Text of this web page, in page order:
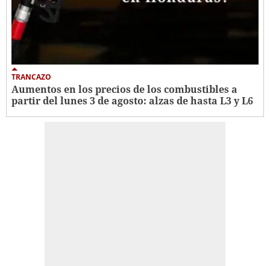
TRANCAZO
Aumentos en los precios de los combustibles a
partir del lunes 3 de agosto: alzas de hasta L3 y L6 ​​​​​​